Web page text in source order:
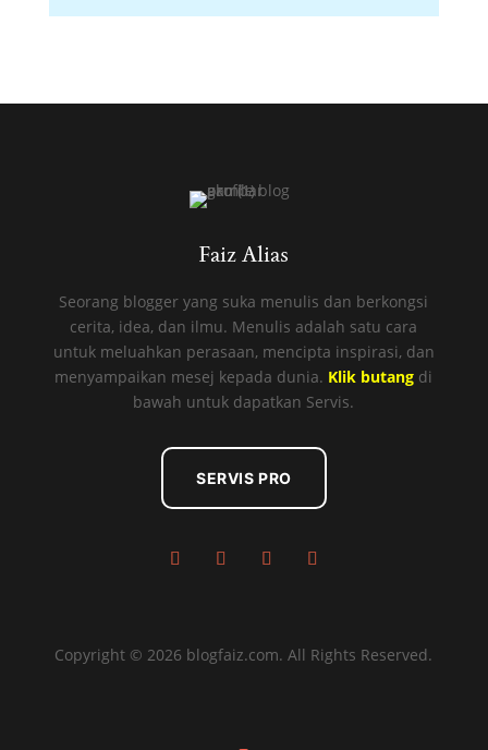
Faiz Alias
Seorang blogger yang suka menulis dan berkongsi
cerita, idea, dan ilmu. Menulis adalah satu cara
untuk meluahkan perasaan, mencipta inspirasi, dan
menyampaikan mesej kepada dunia. Klik butang di
bawah untuk dapatkan Servis.
SERVIS PRO
Copyright © 2026 blogfaiz.com. All Rights Reserved.